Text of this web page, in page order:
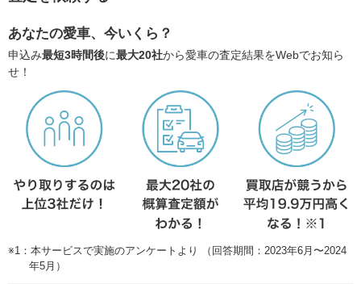
あなたの愛車、今いくら？
申込み最短3時間後に最大20社から愛車の査定結果をWebでお知ら
せ！
※1：本サービスで実施のアンケートより （回答期間：2023年6月〜2024
年5月）